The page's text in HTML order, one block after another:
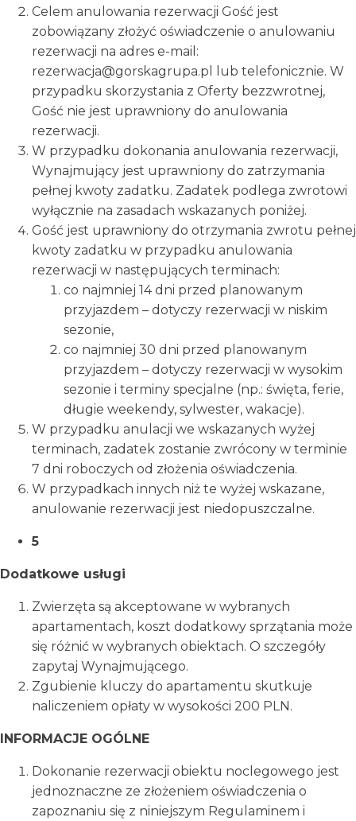
Celem anulowania rezerwacji Gość jest
zobowiązany złożyć oświadczenie o anulowaniu
rezerwacji na adres e-mail:
rezerwacja@gorskagrupa.pl lub telefonicznie. W
przypadku skorzystania z Oferty bezzwrotnej,
Gość nie jest uprawniony do anulowania
rezerwacji.
W przypadku dokonania anulowania rezerwacji,
Wynajmujący jest uprawniony do zatrzymania
pełnej kwoty zadatku. Zadatek podlega zwrotowi
wyłącznie na zasadach wskazanych poniżej.
Gość jest uprawniony do otrzymania zwrotu pełnej
kwoty zadatku w przypadku anulowania
rezerwacji w następujących terminach:
co najmniej 14 dni przed planowanym
przyjazdem – dotyczy rezerwacji w niskim
sezonie,
co najmniej 30 dni przed planowanym
przyjazdem – dotyczy rezerwacji w wysokim
sezonie i terminy specjalne (np.: święta, ferie,
długie weekendy, sylwester, wakacje).
W przypadku anulacji we wskazanych wyżej
terminach, zadatek zostanie zwrócony w terminie
7 dni roboczych od złożenia oświadczenia.
W przypadkach innych niż te wyżej wskazane,
anulowanie rezerwacji jest niedopuszczalne.
5
Dodatkowe usługi
Zwierzęta są akceptowane w wybranych
apartamentach, koszt dodatkowy sprzątania może
się różnić w wybranych obiektach. O szczegóły
zapytaj Wynajmującego.
Zgubienie kluczy do apartamentu skutkuje
naliczeniem opłaty w wysokości 200 PLN.
INFORMACJE OGÓLNE
Dokonanie rezerwacji obiektu noclegowego jest
jednoznaczne ze złożeniem oświadczenia o
zapoznaniu się z niniejszym Regulaminem i